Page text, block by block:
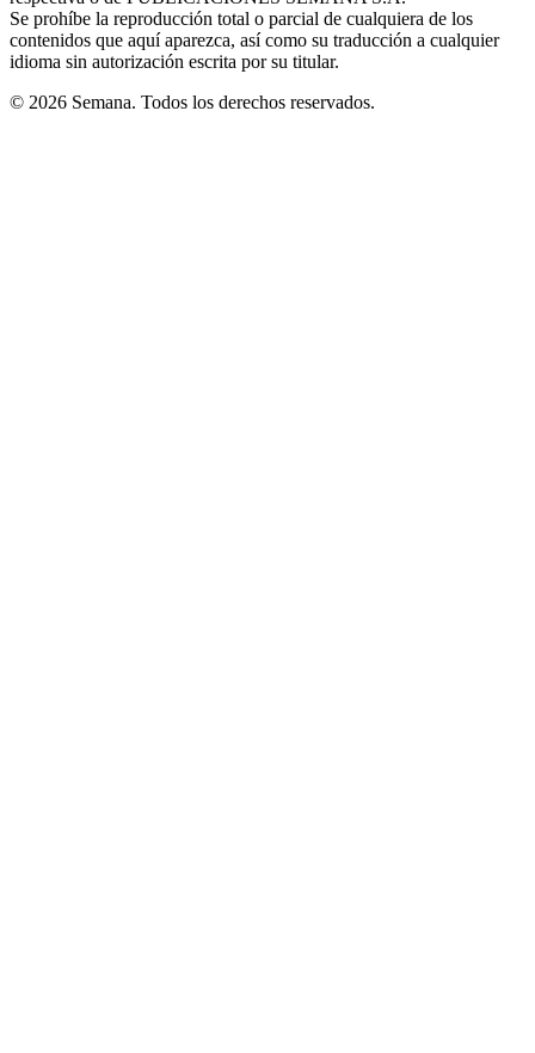
Se prohíbe la reproducción total o parcial de cualquiera de los
contenidos que aquí aparezca, así como su traducción a cualquier
idioma sin autorización escrita por su titular.
© 2026 Semana. Todos los derechos reservados.